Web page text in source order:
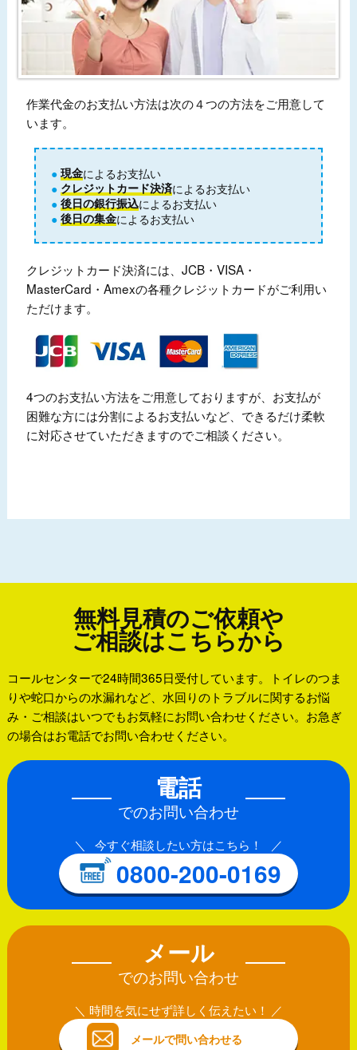
作業代金のお支払い方法は次の４つの方法をご用意して
います。
現金によるお支払い
クレジットカード決済によるお支払い
後日の銀行振込によるお支払い
後日の集金によるお支払い
クレジットカード決済には、JCB・VISA・
MasterCard・Amexの各種クレジットカードがご利用い
ただけます。
4つのお支払い方法をご用意しておりますが、お支払が
困難な方には分割によるお支払いなど、できるだけ柔軟
に対応させていただきますのでご相談ください。
無料見積のご依頼や
ご相談はこちらから
コールセンターで24時間365日受付しています。トイレのつま
りや蛇口からの水漏れなど、水回りのトラブルに関するお悩
み・ご相談はいつでもお気軽にお問い合わせください。お急ぎ
の場合はお電話でお問い合わせください。
電話
でのお問い合わせ
今すぐ相談したい方はこちら！
0800-200-0169
メール
でのお問い合わせ
時間を気にせず詳しく伝えたい！
メールで問い合わせる